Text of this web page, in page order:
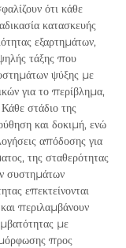
ότι κάθε
κατασκευής
εξαρτημάτων,
τάξης που
ψύξης με
για το περίβλημα,
στάδιο της
και δοκιμή, ενώ
απόδοσης για
της σταθερότητας
συστημάτων
επεκτείνονται
περιλαμβάνουν
με
προς